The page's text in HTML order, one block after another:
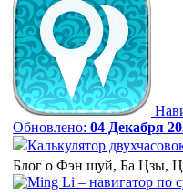
Обновлено: 04 Декабря
Калькулятор
Блог о Фэн шуй, Ба Цзы,